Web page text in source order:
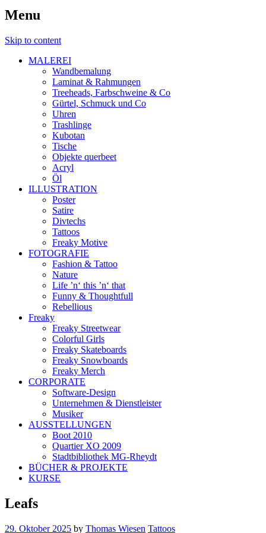
Menu
Skip to content
MALEREI
Wandbemalung
Laminat & Rahmungen
Treeheads, Farbschweine & Co
Gürtel, Schmuck und Co
Uhren
Trashlinge
Kubotan
Tische
Objekte querbeet
Acryl
Öl
ILLUSTRATION
Poster
Satire
Divtechs
Tattoos
Freaky Motive
FOTOGRAFIE
Fashion & Tattoo
Nature
Life ’n‘ this ’n‘ that
Funny & Thoughtfull
Rebellious
Freaky
Freaky Streetwear
Colorful Girls
Freaky Skateboards
Freaky Snowboards
Freaky Merch
CORPORATE
Software-Design
Unternehmen & Dienstleister
Musiker
AUSSTELLUNGEN
Boot 2010
Quartier XO 2009
Stadtbibliothek MG-Rheydt
BÜCHER & PROJEKTE
KURSE
Leafs
29. Oktober 2025 by Thomas Wiesen Tattoos